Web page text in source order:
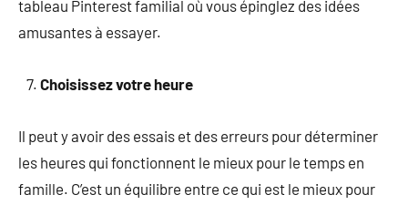
tableau Pinterest familial où vous épinglez des idées
amusantes à essayer.
Choisissez votre heure
Il peut y avoir des essais et des erreurs pour déterminer
les heures qui fonctionnent le mieux pour le temps en
famille. C’est un équilibre entre ce qui est le mieux pour